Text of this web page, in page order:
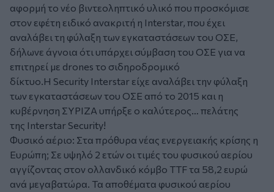
αφορμή το νέο βιντεοληπτικό υλικό που προσκόμισε
στον εφέτη ειδικό ανακριτή η Interstar, που έχει
αναλάβει τη φύλαξη των εγκαταστάσεων του ΟΣΕ,
δήλωνε άγνοια ότι υπάρχει σύμβαση του ΟΣΕ για να
επιτηρεί με drones το σιδηροδρομικό
δίκτυο.H Security Interstar είχε αναλάβει την φύλαξη
των εγκαταστάσεων του ΟΣΕ από το 2015 και η
κυβέρνηση ΣΥΡΙΖΑ υπήρξε ο καλύτερος… πελάτης
της Interstar Security!
Φυσικό αέριο: Στα πρόθυρα νέας ενεργειακής κρίσης η
Ευρώπη; Σε υψηλό 2 ετών οι τιμές του φυσικού αερίου
αγγίζοντας στον ολλανδικό κόμβο TTF τα 58,2 ευρώ
ανά μεγαβατώρα. Τα αποθέματα φυσικού αερίου